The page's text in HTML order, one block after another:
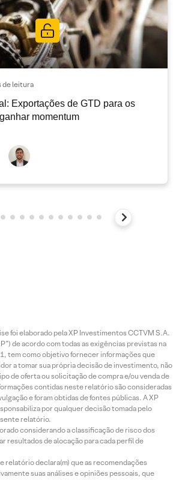
de leitura
Exportações de GTD para os
momentum
foi elaborado pela XP Investimentos CCTVM S.A.
de acordo com todas as exigências previstas na
tem como objetivo fornecer informações que
a tomar sua própria decisão de investimento, não
de oferta ou solicitação de compra e/ou venda de
contidas neste relatório são consideradas
e foram obtidas de fontes públicas. A XP
por qualquer decisão tomada pelo
relatório.
considerando a classificação de risco dos
resultados de alocação para cada perfil de
relatório declara(m) que as recomendações
suas análises e opiniões pessoais, que